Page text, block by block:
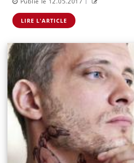
LIRE L'ARTICLE